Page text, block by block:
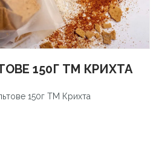
150Г ТМ КРИХТА
150г ТМ Крихта